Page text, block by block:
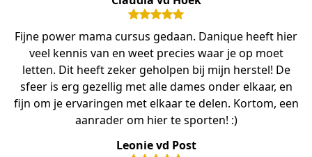
Fijne power mama cursus gedaan. Danique heeft hier
veel kennis van en weet precies waar je op moet
letten. Dit heeft zeker geholpen bij mijn herstel! De
sfeer is erg gezellig met alle dames onder elkaar, en
fijn om je ervaringen met elkaar te delen. Kortom, een
aanrader om hier te sporten! :)
Leonie vd Post